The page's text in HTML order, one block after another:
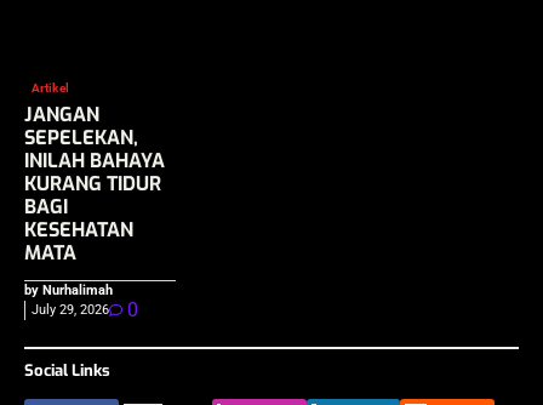
Artikel
JANGAN
SEPELEKAN,
INILAH BAHAYA
KURANG TIDUR
BAGI
KESEHATAN
MATA
by Nurhalimah
July 29, 2026
0
Social Links